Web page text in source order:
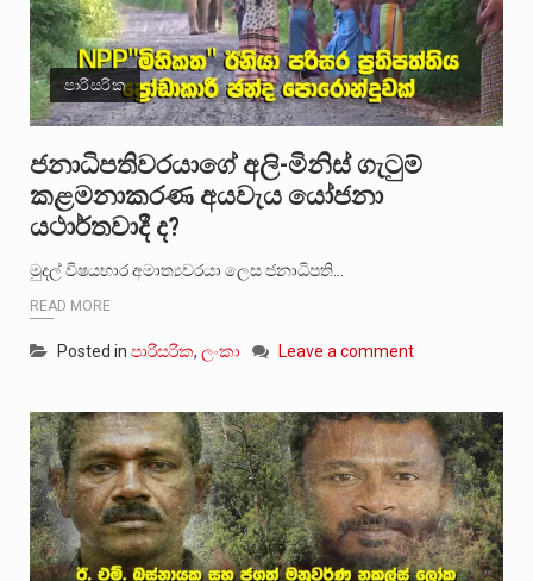
පාරිසරික
ජනාධිපතිවරයාගේ අලි-මිනිස් ගැටුම්
කළමනාකරණ අයවැය යෝජනා
යථාර්තවාදී ද?
මුදල් විෂයභාර අමාත්‍යවරයා ලෙස ජනාධිපති…
READ MORE
Posted in පාරිසරික, ලංකා Leave a comment